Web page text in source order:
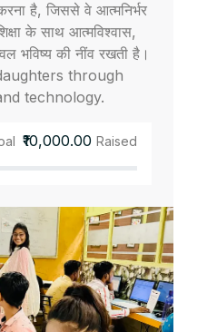
है, जिससे वे आत्मनिर्भर
के साथ आत्मविश्वास,
भविष्य की नींव रखती है।
through
technology.
₹10,000.00 Raised